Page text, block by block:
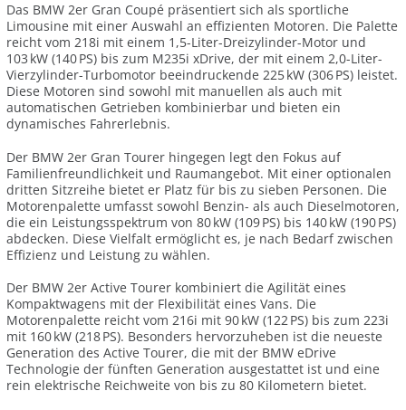
Das BMW 2er Gran Coupé präsentiert sich als sportliche
Limousine mit einer Auswahl an effizienten Motoren. Die Palette
reicht vom 218i mit einem 1,5-Liter-Dreizylinder-Motor und
103 kW (140 PS) bis zum M235i xDrive, der mit einem 2,0-Liter-
Vierzylinder-Turbomotor beeindruckende 225 kW (306 PS) leistet.
Diese Motoren sind sowohl mit manuellen als auch mit
automatischen Getrieben kombinierbar und bieten ein
dynamisches Fahrerlebnis.
Der BMW 2er Gran Tourer hingegen legt den Fokus auf
Familienfreundlichkeit und Raumangebot. Mit einer optionalen
dritten Sitzreihe bietet er Platz für bis zu sieben Personen. Die
Motorenpalette umfasst sowohl Benzin- als auch Dieselmotoren,
die ein Leistungsspektrum von 80 kW (109 PS) bis 140 kW (190 PS)
abdecken. Diese Vielfalt ermöglicht es, je nach Bedarf zwischen
Effizienz und Leistung zu wählen.
Der BMW 2er Active Tourer kombiniert die Agilität eines
Kompaktwagens mit der Flexibilität eines Vans. Die
Motorenpalette reicht vom 216i mit 90 kW (122 PS) bis zum 223i
mit 160 kW (218 PS). Besonders hervorzuheben ist die neueste
Generation des Active Tourer, die mit der BMW eDrive
Technologie der fünften Generation ausgestattet ist und eine
rein elektrische Reichweite von bis zu 80 Kilometern bietet.